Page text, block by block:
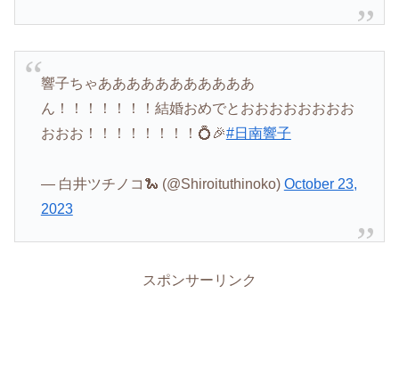
響子ちゃあああああああああああ
ん！！！！！！！結婚おめでとおおおおおおおお
おおお！！！！！！！！💍🎉#日南響子
— 白井ツチノコ🐍 (@Shiroituthinoko) October 23,
2023
スポンサーリンク